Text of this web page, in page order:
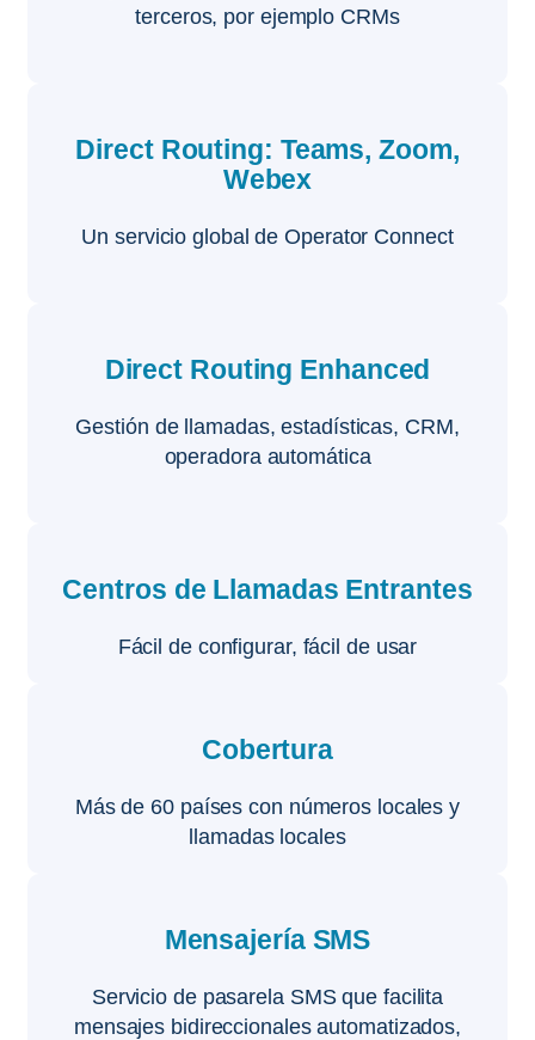
terceros, por ejemplo CRMs
Direct Routing: Teams, Zoom,
Webex
Un servicio global de Operator Connect
Direct Routing Enhanced
Gestión de llamadas, estadísticas, CRM,
operadora automática
Centros de Llamadas Entrantes
Fácil de configurar, fácil de usar
Cobertura
Más de 60 países con números locales y
llamadas locales
Mensajería SMS
Servicio de pasarela SMS que facilita
mensajes bidireccionales automatizados,